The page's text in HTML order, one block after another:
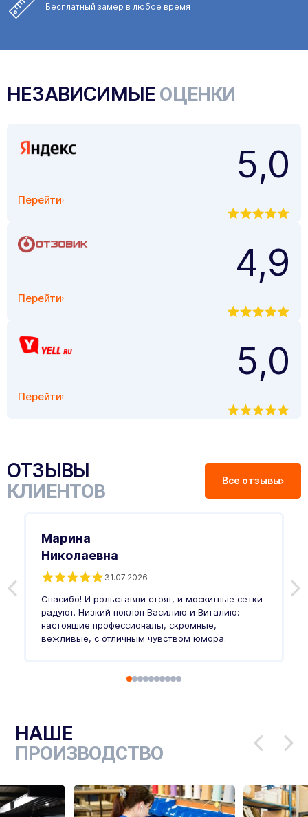
Бесплатный замер в любое время
НЕЗАВИСИМЫЕ ОЦЕНКИ
Перейти
5,0
Перейти
4,9
Перейти
5,0
ОТЗЫВЫ
КЛИЕНТОВ Все отзывы
Марина
Николаевна
31.07.2026
Спасибо! И рольставни стоят, и москитные сетки
радуют. Низкий поклон Василию и Виталию:
настоящие профессионалы, скромные,
вежливые, с отличным чувством юмора.
НАШЕ
ПРОИЗВОДСТВО